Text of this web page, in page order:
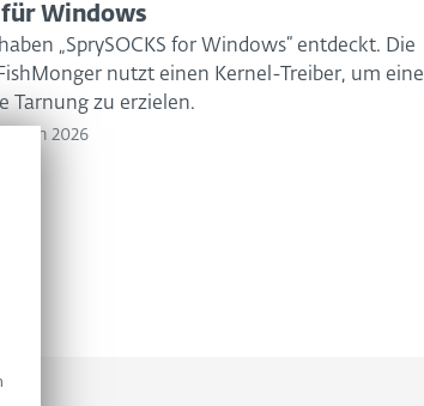
für Windows
„SprySOCKS for Windows“ entdeckt. Die
nutzt einen Kernel-Treiber, um eine
Tarnung zu erzielen.
16 Jun 2026